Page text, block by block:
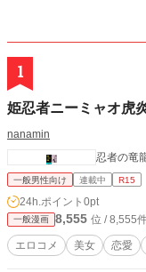
1
姫忍者ニーミャオ虎
nanamin
忍者の竜
一般男性向け 連載中 R15
24h.ポイント 0pt
一般漫画 8,555 位 / 8,555
エロコメ 美女 恋愛